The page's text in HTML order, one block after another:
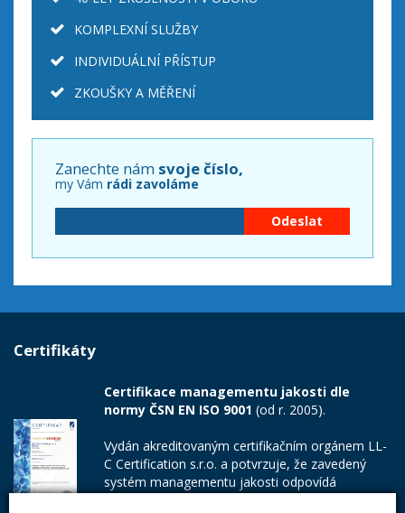
KOMPLEXNÍ SLUŽBY
INDIVIDUÁLNÍ PŘÍSTUP
ZKOUŠKY A MĚŘENÍ
Zanechte nám svoje číslo,
my Vám rádi zavoláme
Certifikáty
Certifikace managementu jakosti dle
normy ČSN EN ISO 9001 (od r. 2005).
Vydán akreditovaným certifikačním orgánem LL-
C Certification s.r.o. a potvrzuje, že zavedený
systém managementu jakosti odpovídá